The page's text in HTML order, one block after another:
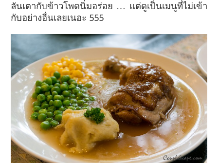
ลันเตากับข้าวโพดนิ่มอร่อย … แต่ดูเป็นเมนูที่ไม่เข้า
กับอย่างอื่นเลยเนอะ 555